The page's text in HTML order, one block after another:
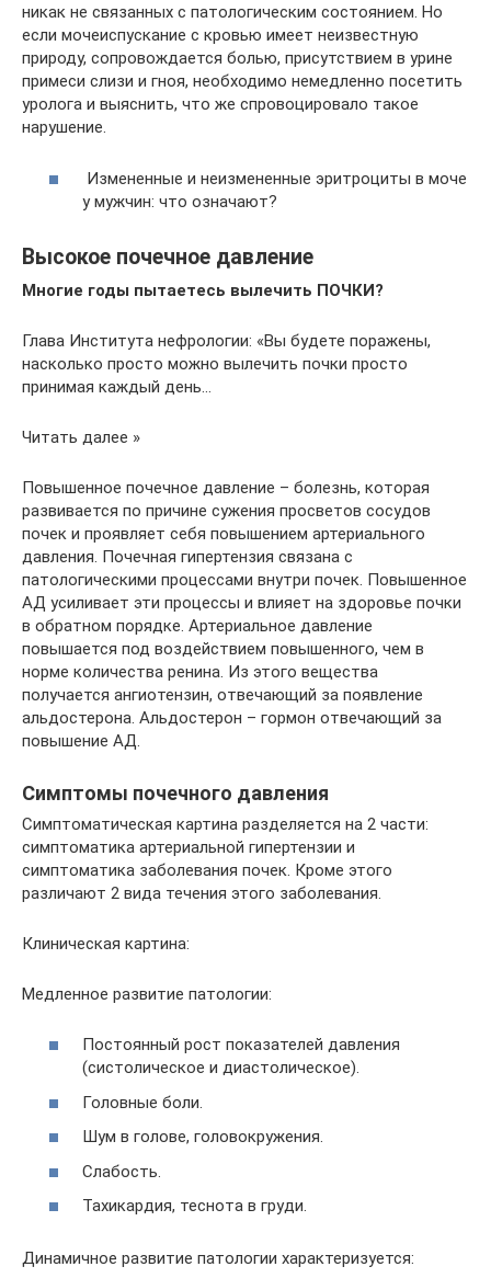
никак не связанных с патологическим состоянием. Но
если мочеиспускание с кровью имеет неизвестную
природу, сопровождается болью, присутствием в урине
примеси слизи и гноя, необходимо немедленно посетить
уролога и выяснить, что же спровоцировало такое
нарушение.
Измененные и неизмененные эритроциты в моче
у мужчин: что означают?
Высокое почечное давление
Многие годы пытаетесь вылечить ПОЧКИ?
Глава Института нефрологии: «Вы будете поражены,
насколько просто можно вылечить почки просто
принимая каждый день…
Читать далее »
Повышенное почечное давление – болезнь, которая
развивается по причине сужения просветов сосудов
почек и проявляет себя повышением артериального
давления. Почечная гипертензия связана с
патологическими процессами внутри почек. Повышенное
АД усиливает эти процессы и влияет на здоровье почки
в обратном порядке. Артериальное давление
повышается под воздействием повышенного, чем в
норме количества ренина. Из этого вещества
получается ангиотензин, отвечающий за появление
альдостерона. Альдостерон – гормон отвечающий за
повышение АД.
Симптомы почечного давления
Симптоматическая картина разделяется на 2 части:
симптоматика артериальной гипертензии и
симптоматика заболевания почек. Кроме этого
различают 2 вида течения этого заболевания.
Клиническая картина:
Медленное развитие патологии:
Постоянный рост показателей давления
(систолическое и диастолическое).
Головные боли.
Шум в голове, головокружения.
Слабость.
Тахикардия, теснота в груди.
Динамичное развитие патологии характеризуется: